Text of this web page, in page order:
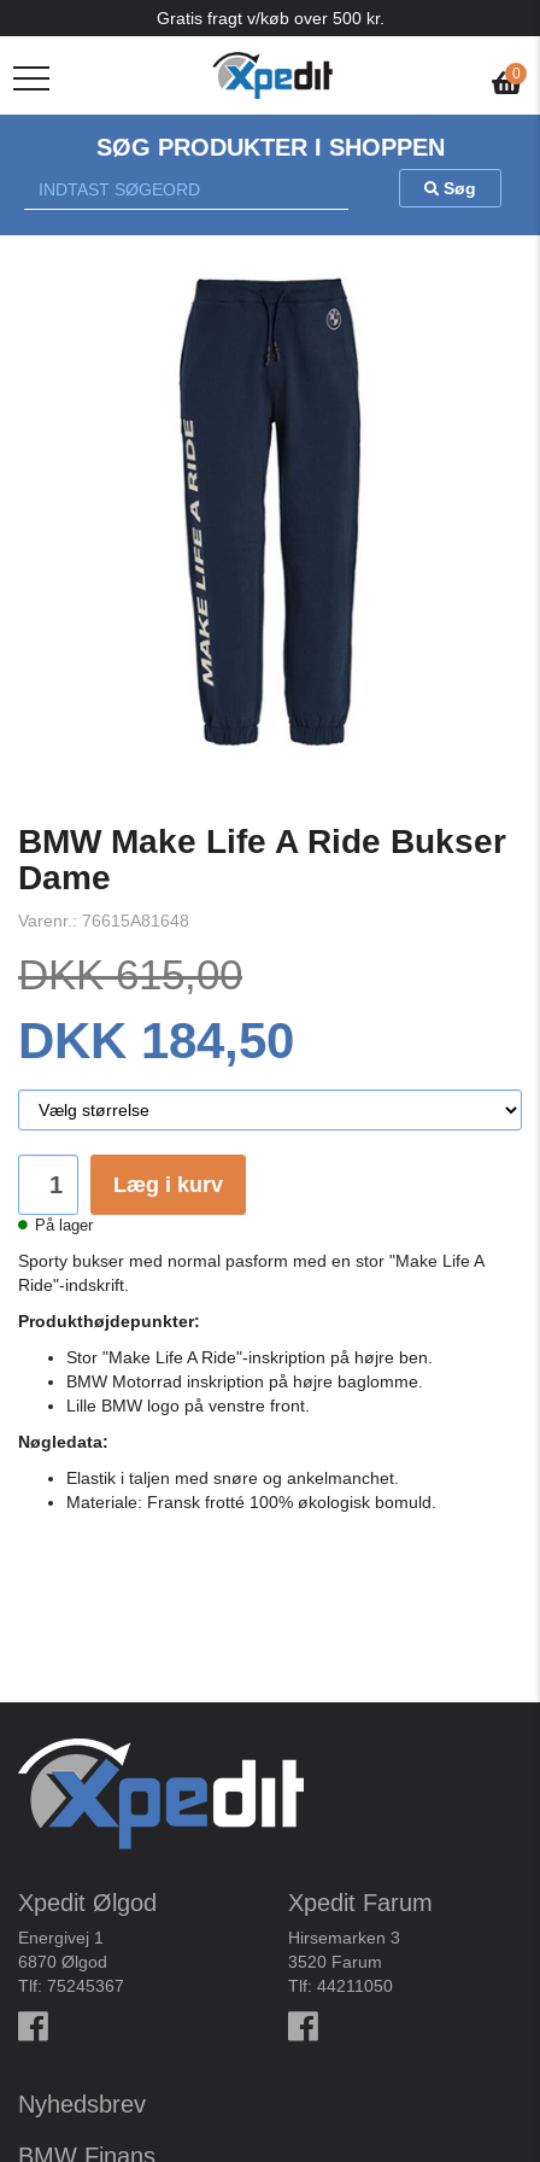
0
Gratis fragt v/køb over 500 kr.
SØG PRODUKTER I SHOPPEN
Søg
Previous
BMW Make Life A Ride Bukser
Dame
Varenr.: 76615A81648
DKK 615,00
DKK 184,50
Læg i kurv
På lager
Sporty bukser med normal pasform med en stor "Make Life A
Ride"-indskrift.
Produkthøjdepunkter:
Stor "Make Life A Ride"-inskription på højre ben.
BMW Motorrad inskription på højre baglomme.
Lille BMW logo på venstre front.
Nøgledata:
Elastik i taljen med snøre og ankelmanchet.
Materiale: Fransk frotté 100% økologisk bomuld.
Xpedit Ølgod
Energivej 1
6870 Ølgod
Tlf: 75245367
Xpedit Farum
Hirsemarken 3
3520 Farum
Tlf: 44211050
Nyhedsbrev
BMW Finans